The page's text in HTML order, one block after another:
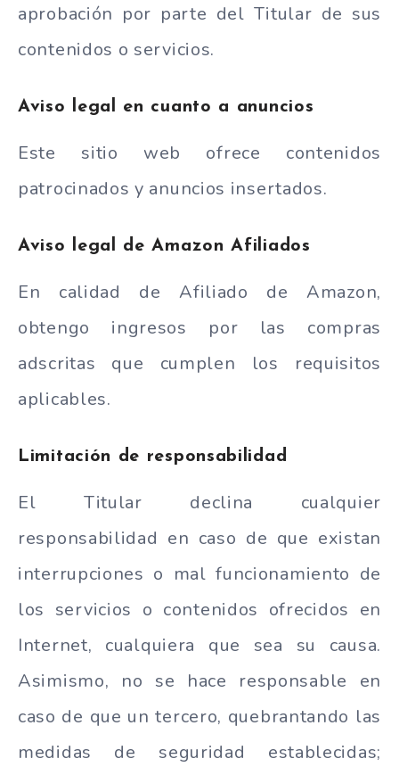
aprobación por parte del Titular de sus
contenidos o servicios.
Aviso legal en cuanto a anuncios
Este sitio web ofrece contenidos
patrocinados y anuncios insertados.
Aviso legal de Amazon Afiliados
En calidad de Afiliado de Amazon,
obtengo ingresos por las compras
adscritas que cumplen los requisitos
aplicables.
Limitación de responsabilidad
El Titular declina cualquier
responsabilidad en caso de que existan
interrupciones o mal funcionamiento de
los servicios o contenidos ofrecidos en
Internet, cualquiera que sea su causa.
Asimismo, no se hace responsable en
caso de que un tercero, quebrantando las
medidas de seguridad establecidas;